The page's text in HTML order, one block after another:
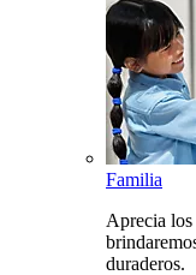
Familia
Aprecia
duraderos.